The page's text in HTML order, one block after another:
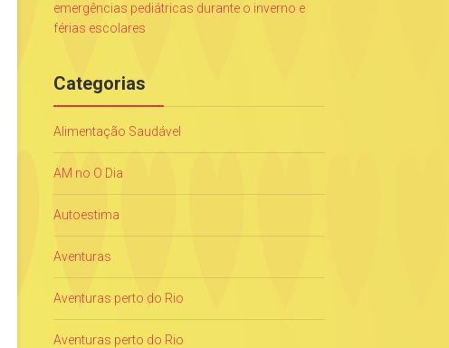
emergências pediátricas durante o inverno e
férias escolares
Categorias
Alimentação Saudável
AM no O Dia
Autoestima
Aventuras
Aventuras perto do Rio
Aventuras perto do Rio